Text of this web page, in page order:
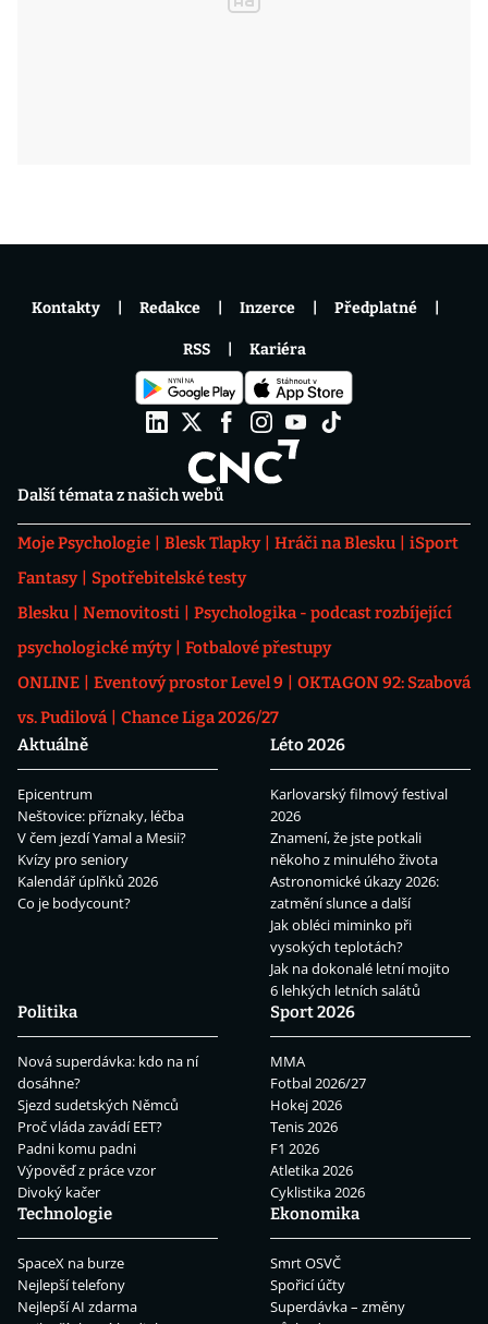
Další témata z našich webů
Moje Psychologie Blesk Tlapky Hráči na Blesku
iSport
Fantasy
Spotřebitelské testy
Blesku
Nemovitosti
Psychologika - podcast rozbíjející
psychologické mýty
Fotbalové přestupy
ONLINE
Eventový prostor Level 9
OKTAGON 92: Szabová
vs. Pudilová
Chance Liga 2026/27
Aktuálně
Epicentrum
Neštovice: příznaky, léčba
V čem jezdí Yamal a Mesii?
Kvízy pro seniory
Kalendář úplňků 2026
Co je bodycount?
Léto 2026
Karlovarský filmový festival
2026
Znamení, že jste potkali
někoho z minulého života
Astronomické úkazy 2026:
zatmění slunce a další
Jak obléci miminko při
vysokých teplotách?
Jak na dokonalé letní mojito
6 lehkých letních salátů
Politika
Nová superdávka: kdo na ní
dosáhne?
Sjezd sudetských Němců
Proč vláda zavádí EET?
Padni komu padni
Výpověď z práce vzor
Divoký kačer
Sport 2026
MMA
Fotbal 2026/27
Hokej 2026
Tenis 2026
F1 2026
Atletika 2026
Cyklistika 2026
Technologie
SpaceX na burze
Nejlepší telefony
Nejlepší AI zdarma
Ekonomika
Smrt OSVČ
Spořicí účty
Superdávka – změny
Kontakty Redakce Inzerce Předplatné
RSS Kariéra